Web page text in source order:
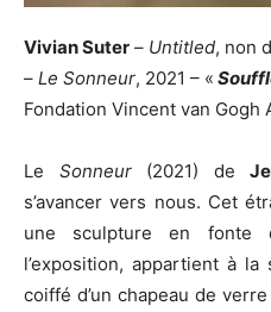
Vivian Suter – Untitled, non
– Le Sonneur, 2021 – «
Fondation Vincent van Gogh
Le Sonneur(2021) de
s’avancer vers nous. Cet
une sculpture en fonte
l’exposition, appartient à
coiffé d’un chapeau de